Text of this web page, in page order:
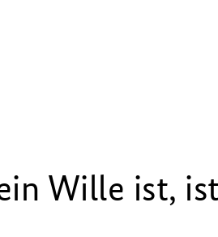
Wille ist,